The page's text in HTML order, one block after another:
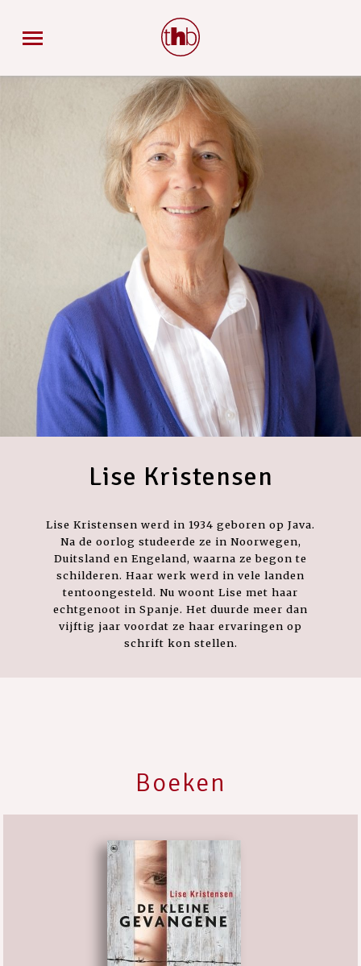
Lise Kristensen
Lise Kristensen werd in 1934 geboren op Java.
Na de oorlog studeerde ze in Noorwegen,
Duitsland en Engeland, waarna ze begon te
schilderen. Haar werk werd in vele landen
tentoongesteld. Nu woont Lise met haar
echtgenoot in Spanje. Het duurde meer dan
vijftig jaar voordat ze haar ervaringen op
schrift kon stellen.
Boeken